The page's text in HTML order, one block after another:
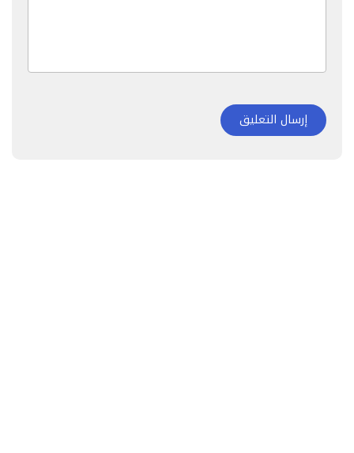
إرسال التعليق